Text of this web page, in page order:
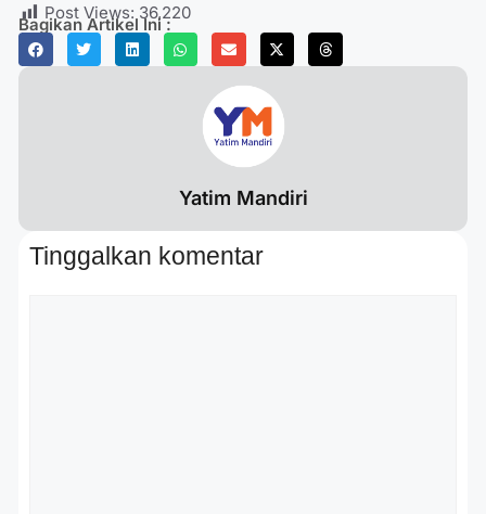
Post Views: 36,220
Bagikan Artikel Ini :
Yatim Mandiri
Tinggalkan komentar